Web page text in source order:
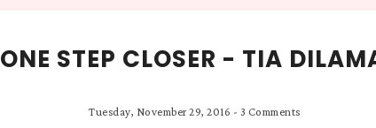
ONE STEP CLOSER - TIA
Tuesday, November 29, 2016 - 3 Comments